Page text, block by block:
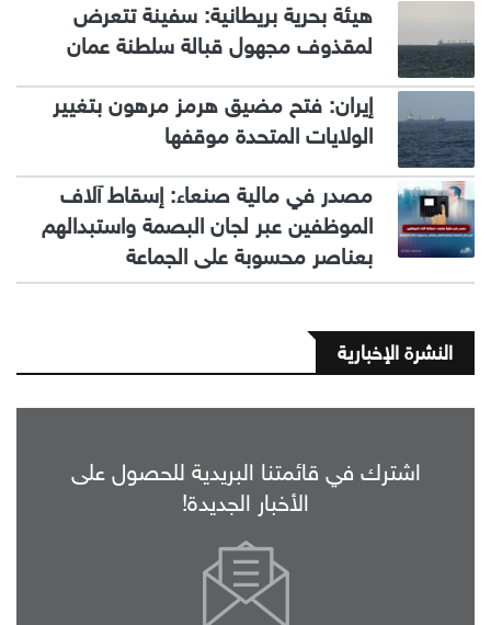
هيئة بحرية بريطانية: سفينة تتعرض
لمقذوف مجهول قبالة سلطنة عمان
إيران: فتح مضيق هرمز مرهون بتغيير
الولايات المتحدة موقفها
مصدر في مالية صنعاء: إسقاط آلاف
الموظفين عبر لجان البصمة واستبدالهم
بعناصر محسوبة على الجماعة
النشرة الإخبارية
اشترك في قائمتنا البريدية للحصول على
الأخبار الجديدة!